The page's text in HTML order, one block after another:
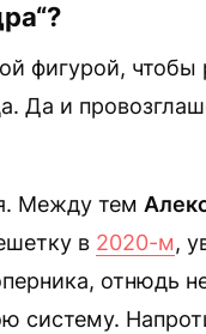
фигурой, чтобы
Да и
Между тем
в 2020-м,
отнюдь
систему.